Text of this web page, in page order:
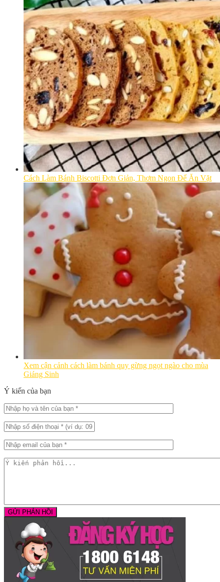
Cách Làm Bánh Biscotti Đơn Giản, Thơm Ngon Để Ăn Vặt
Xem cận cảnh cách làm bánh quy gừng ngọt ngào cho mùa
Giáng Sinh
Ý kiến của bạn